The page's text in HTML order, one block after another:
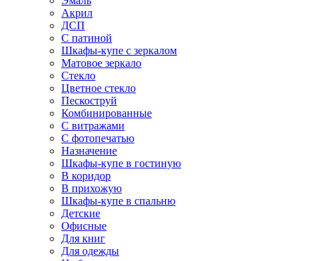
Акрил
ДСП
С патиной
Шкафы-купе с зеркалом
Матовое зеркало
Стекло
Цветное стекло
Пескоструй
Комбинированные
С витражами
С фотопечатью
Назначение
Шкафы-купе в гостиную
В коридор
В прихожую
Шкафы-купе в спальню
Детские
Офисные
Для книг
Для одежды